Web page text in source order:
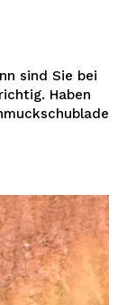
sind Sie bei
Haben